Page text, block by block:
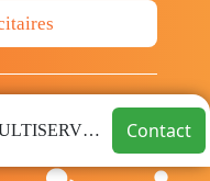
TRUST MULTISERVICES ARIANA Contact
Limited Tous